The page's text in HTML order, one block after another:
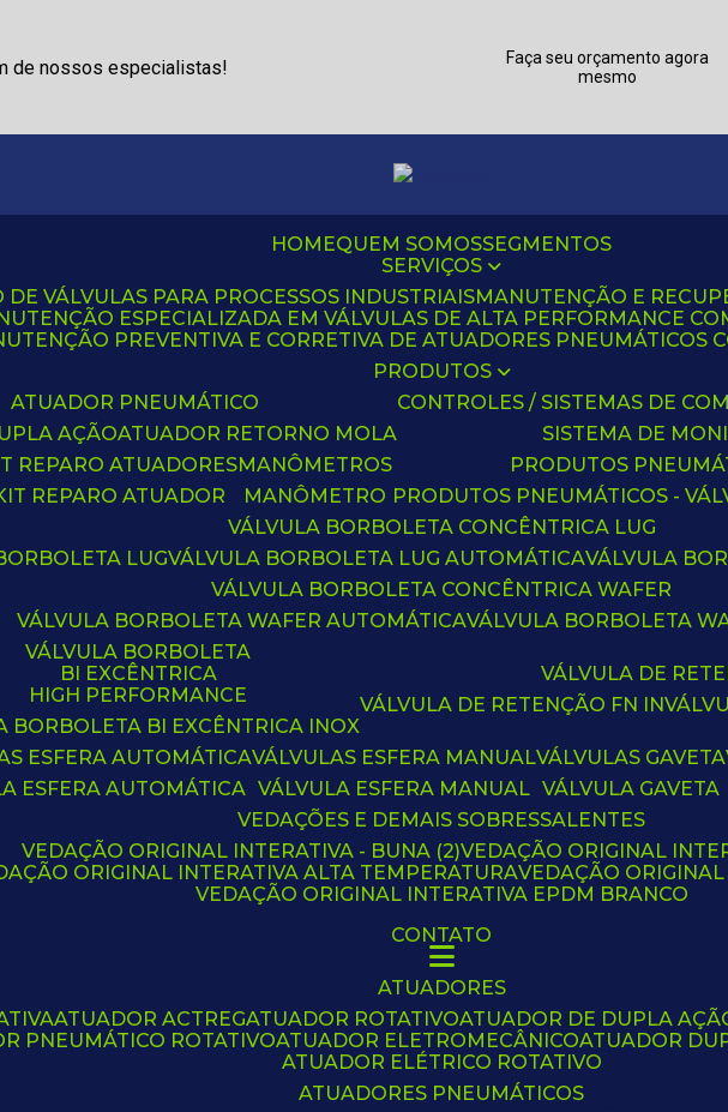
de nossos especialistas!
Faça seu orçamento agora
mesmo
HOME QUEM SOMOS
SEGMENTOS
SERVIÇOS
DE VÁLVULAS PARA PROCESSOS INDUSTRIAIS
MANUTENÇÃO E
ESPECIALIZADA EM VÁLVULAS DE ALTA PERFORMANCE
PREVENTIVA E CORRETIVA DE ATUADORES PNEUMÁTICOS
PRODUTOS
ATUADOR PNEUMÁTICO
AÇÃO
ATUADOR RETORNO MOLA
CONTROLES / SISTEMAS DE
SISTEMA DE
REPARO ATUADORES
KIT REPARO ATUADOR
MANÔMETROS
MANÔMETRO
PRODUTOS
PRODUTOS PNEUMÁTICOS -
VÁLVULA BORBOLETA CONCÊNTRICA LUG
LUG VÁLVULA BORBOLETA LUG AUTOMÁTICA VÁLVULA
VÁLVULA BORBOLETA CONCÊNTRICA WAFER
VÁLVULA BORBOLETA WAFER AUTOMÁTICA VÁLVULA BORBOLETA
VÁLVULA BORBOLETA
BI EXCÊNTRICA
HIGH PERFORMANCE
BORBOLETA BI EXCÊNTRICA INOX
VÁLVULA DE
VÁLVULA DE RETENÇÃO FN IN
ESFERA AUTOMÁTICA
ESFERA AUTOMÁTICA
VÁLVULAS ESFERA MANUAL
VÁLVULA ESFERA MANUAL
VÁLVULAS GAVETA
VÁLVULA GAVETA
VEDAÇÕES E DEMAIS SOBRESSALENTES
VEDAÇÃO ORIGINAL INTERATIVA - BUNA (2)
VEDAÇÃO ORIGINAL
ORIGINAL INTERATIVA ALTA TEMPERATURA VEDAÇÃO
VEDAÇÃO ORIGINAL INTERATIVA EPDM BRANCO
CONTATO
ATUADORES
ATUADOR ACTREG ATUADOR ROTATIVO ATUADOR DE DUPLA
PNEUMÁTICO ROTATIVO
ATUADOR ELETROMECÂNICO ATUADOR
ATUADOR ELÉTRICO ROTATIVO
ATUADORES PNEUMÁTICOS